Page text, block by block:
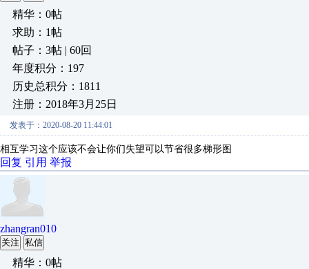
精华：0帖
求助：1帖
帖子：3帖 | 60回
年度积分：197
历史总积分：1811
注册：2018年3月25日
发表于：2020-08-20 11:44:01
相互学习这个应该不会让你们失望可以节省很多梯形图
回复 引用 举报
zhangran010
关注 私信
精华：0帖